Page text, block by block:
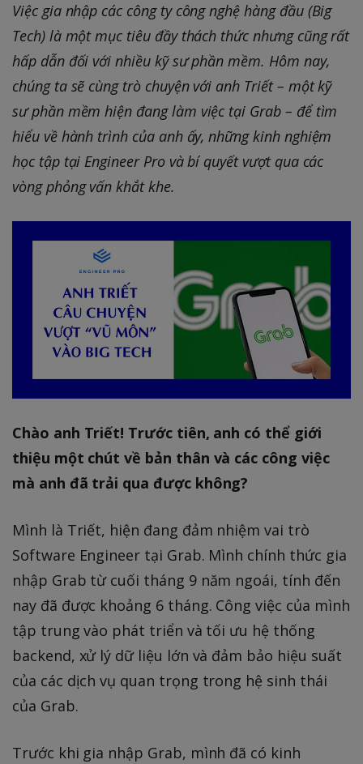
Việc gia nhập các công ty công nghệ hàng đầu (Big
Tech) là một mục tiêu đầy thách thức nhưng cũng rất
hấp dẫn đối với nhiều kỹ sư phần mềm. Hôm nay,
chúng ta sẽ cùng trò chuyện với anh Triết – một kỹ
sư phần mềm hiện đang làm việc tại Grab – để tìm
hiểu về hành trình của anh ấy, những kinh nghiệm
học tập tại Engineer Pro và bí quyết vượt qua các
vòng phỏng vấn khắt khe.
Chào anh Triết! Trước tiên, anh có thể giới
thiệu một chút về bản thân và các công việc
mà anh đã trải qua được không?
Mình là Triết, hiện đang đảm nhiệm vai trò
Software Engineer tại Grab. Mình chính thức gia
nhập Grab từ cuối tháng 9 năm ngoái, tính đến
nay đã được khoảng 6 tháng. Công việc của mình
tập trung vào phát triển và tối ưu hệ thống
backend, xử lý dữ liệu lớn và đảm bảo hiệu suất
của các dịch vụ quan trọng trong hệ sinh thái
của Grab.
Trước khi gia nhập Grab, mình đã có kinh